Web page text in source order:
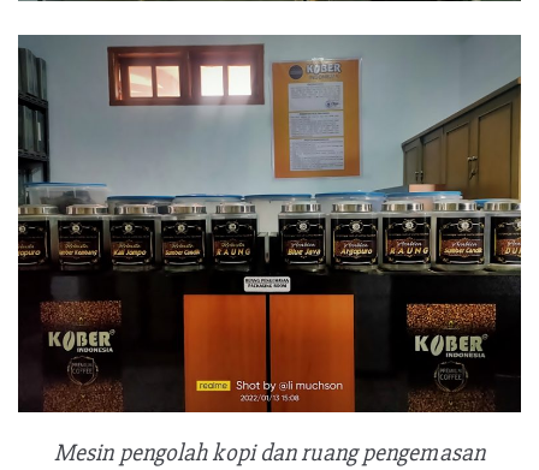
Mesin pengolah kopi dan ruang pengemasan